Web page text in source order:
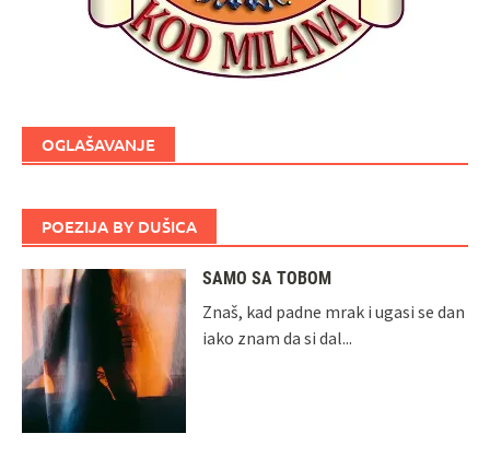
OGLAŠAVANJE
POEZIJA BY DUŠICA
SAMO SA TOBOM
Znaš, kad padne mrak i ugasi se dan
iako znam da si dal...